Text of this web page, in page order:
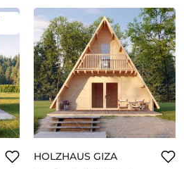
HOLZHAUS GIZA